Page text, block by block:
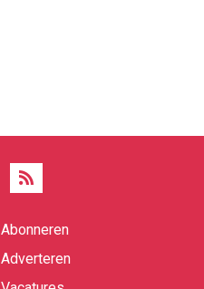
Abonneren
Adverteren